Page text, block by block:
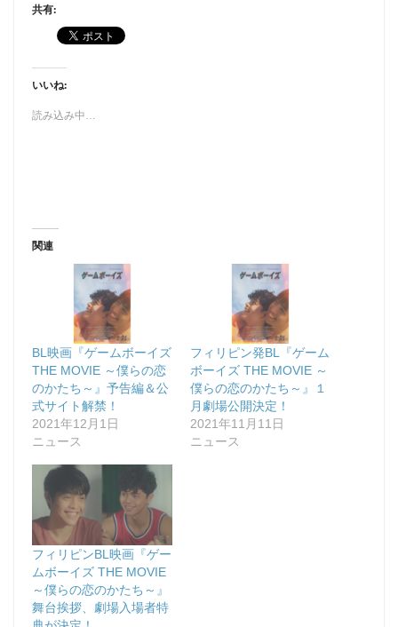
共有:
いいね:
読み込み中…
関連
BL映画『ゲームボーイズ
THE MOVIE ～僕らの恋
のかたち～』予告編＆公
式サイト解禁！
2021年12月1日
ニュース
フィリピン発BL『ゲーム
ボーイズ THE MOVIE ～
僕らの恋のかたち～』１
月劇場公開決定！
2021年11月11日
ニュース
フィリピンBL映画『ゲー
ムボーイズ THE MOVIE
～僕らの恋のかたち～』
舞台挨拶、劇場入場者特